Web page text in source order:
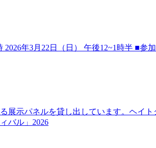
年3月22日（日） 午後12~1時半 ■
展示パネルを貸し出しています。ヘイ